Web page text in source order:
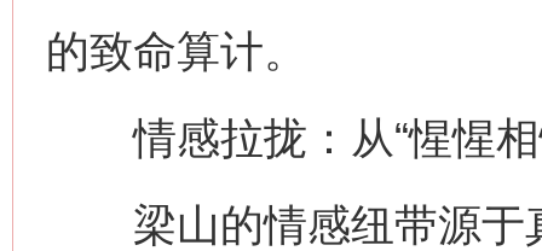
的致命算计。
情感拉拢：从“惺惺相
梁山的情感纽带源于